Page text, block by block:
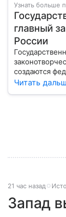
Узнать больше
главный
России
создаются
жизни
Читать
21 час назад
Запад